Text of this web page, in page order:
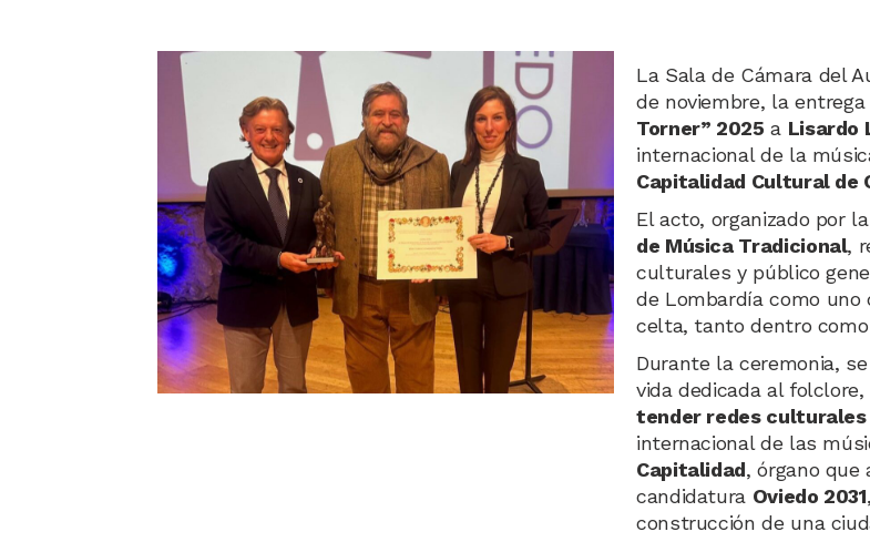
La Sala de Cámara del
de noviembre, la
Torner” 2025 a Lisardo
internacional de la
Capitalidad Cultural de
El acto, organizado por la
de Música Tradicional,
culturales y público
de Lombardía como
celta, tanto dentro
Durante la ceremonia,
vida dedicada al
tender redes culturales
internacional de las
Capitalidad, órgano que
candidatura Oviedo 2031
construcción de una